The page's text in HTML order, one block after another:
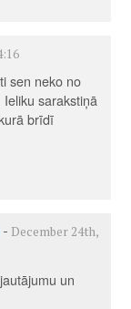
sen neko no
sarakstiņā
brīdī
- December 24th,
un